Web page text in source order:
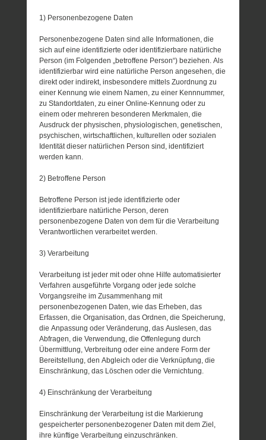
1) Personenbezogene Daten
Personenbezogene Daten sind alle Informationen, die
sich auf eine identifizierte oder identifizierbare natürliche
Person (im Folgenden „betroffene Person“) beziehen. Als
identifizierbar wird eine natürliche Person angesehen, die
direkt oder indirekt, insbesondere mittels Zuordnung zu
einer Kennung wie einem Namen, zu einer Kennnummer,
zu Standortdaten, zu einer Online-Kennung oder zu
einem oder mehreren besonderen Merkmalen, die
Ausdruck der physischen, physiologischen, genetischen,
psychischen, wirtschaftlichen, kulturellen oder sozialen
Identität dieser natürlichen Person sind, identifiziert
werden kann.
2) Betroffene Person
Betroffene Person ist jede identifizierte oder
identifizierbare natürliche Person, deren
personenbezogene Daten von dem für die Verarbeitung
Verantwortlichen verarbeitet werden.
3) Verarbeitung
Verarbeitung ist jeder mit oder ohne Hilfe automatisierter
Verfahren ausgeführte Vorgang oder jede solche
Vorgangsreihe im Zusammenhang mit
personenbezogenen Daten, wie das Erheben, das
Erfassen, die Organisation, das Ordnen, die Speicherung,
die Anpassung oder Veränderung, das Auslesen, das
Abfragen, die Verwendung, die Offenlegung durch
Übermittlung, Verbreitung oder eine andere Form der
Bereitstellung, den Abgleich oder die Verknüpfung, die
Einschränkung, das Löschen oder die Vernichtung.
4) Einschränkung der Verarbeitung
Einschränkung der Verarbeitung ist die Markierung
gespeicherter personenbezogener Daten mit dem Ziel,
ihre künftige Verarbeitung einzuschränken.